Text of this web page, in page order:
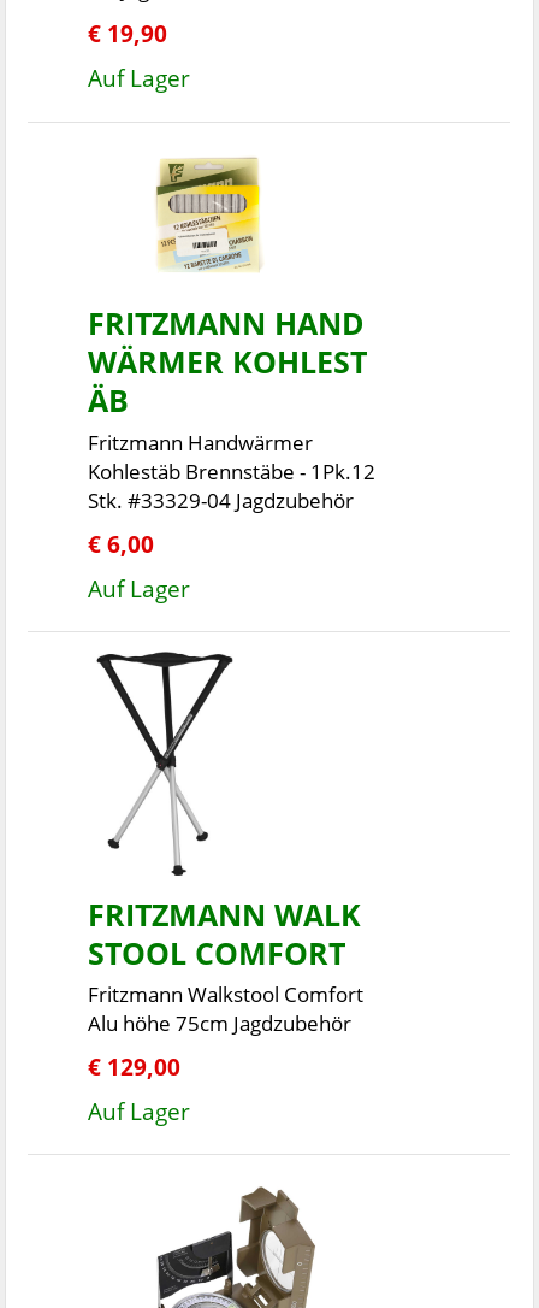
€ 19,90
Auf Lager
FRITZMANN HAND
WÄRMER KOHLEST
ÄB
Fritzmann Handwärmer
Kohlestäb Brennstäbe - 1Pk.12
Stk. #33329-04 Jagdzubehör
€ 6,00
Auf Lager
FRITZMANN WALK
STOOL COMFORT
Fritzmann Walkstool Comfort
Alu höhe 75cm Jagdzubehör
€ 129,00
Auf Lager